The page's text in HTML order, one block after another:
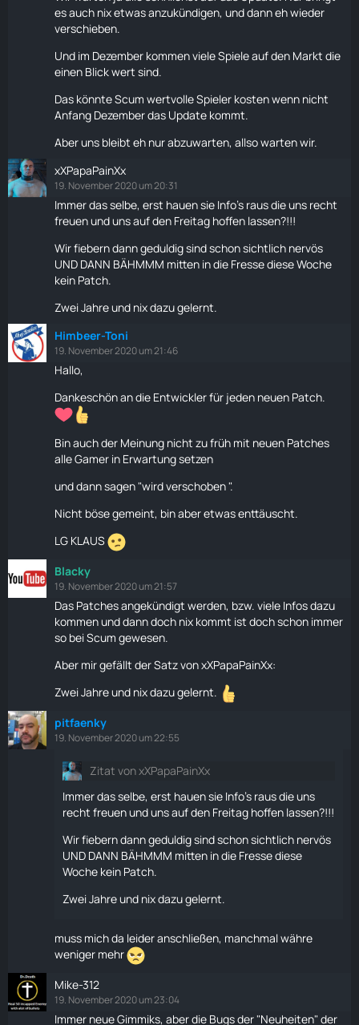
es auch nix etwas anzukündigen, und dann eh wieder
verschieben.
Und im Dezember kommen viele Spiele auf den Markt die
einen Blick wert sind.
Das könnte Scum wertvolle Spieler kosten wenn nicht
Anfang Dezember das Update kommt.
Aber uns bleibt eh nur abzuwarten, allso warten wir.
xXPapaPainXx
19. November 2020 um 20:31
Immer das selbe, erst hauen sie Info's raus die uns recht
freuen und uns auf den Freitag hoffen lassen?!!!
Wir fiebern dann geduldig sind schon sichtlich nervös
UND DANN BÄHMMM mitten in die Fresse diese Woche
kein Patch.
Zwei Jahre und nix dazu gelernt.
Himbeer-Toni
19. November 2020 um 21:46
Hallo,
Dankeschön an die Entwickler für jeden neuen Patch.
Bin auch der Meinung nicht zu früh mit neuen Patches
alle Gamer in Erwartung setzen
und dann sagen "wird verschoben ".
Nicht böse gemeint, bin aber etwas enttäuscht.
LG KLAUS
Blacky
19. November 2020 um 21:57
Das Patches angekündigt werden, bzw. viele Infos dazu
kommen und dann doch nix kommt ist doch schon immer
so bei Scum gewesen.
Aber mir gefällt der Satz von xXPapaPainXx:
Zwei Jahre und nix dazu gelernt.
pitfaenky
19. November 2020 um 22:55
Zitat von xXPapaPainXx
Immer das selbe, erst hauen sie Info's raus die uns
recht freuen und uns auf den Freitag hoffen lassen?!!!
Wir fiebern dann geduldig sind schon sichtlich nervös
UND DANN BÄHMMM mitten in die Fresse diese
Woche kein Patch.
Zwei Jahre und nix dazu gelernt.
muss mich da leider anschließen, manchmal währe
weniger mehr
Mike-312
19. November 2020 um 23:04
Immer neue Gimmiks, aber die Bugs der "Neuheiten" der